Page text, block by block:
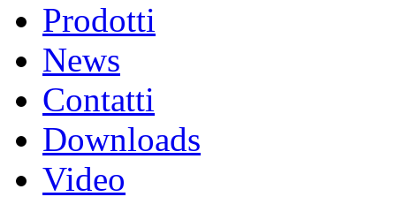
Prodotti
News
Contatti
Downloads
Video